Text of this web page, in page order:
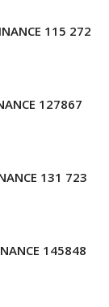
115 272
127867
131 723
145848